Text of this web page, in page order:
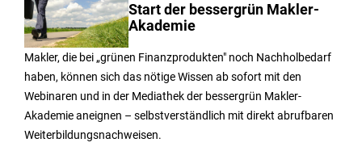
Start der bessergrün Makler-
Akademie
Makler, die bei „grünen Finanzprodukten" noch Nachholbedarf
haben, können sich das nötige Wissen ab sofort mit den
Webinaren und in der Mediathek der bessergrün Makler-
Akademie aneignen – selbstverständlich mit direkt abrufbaren
Weiterbildungsnachweisen.